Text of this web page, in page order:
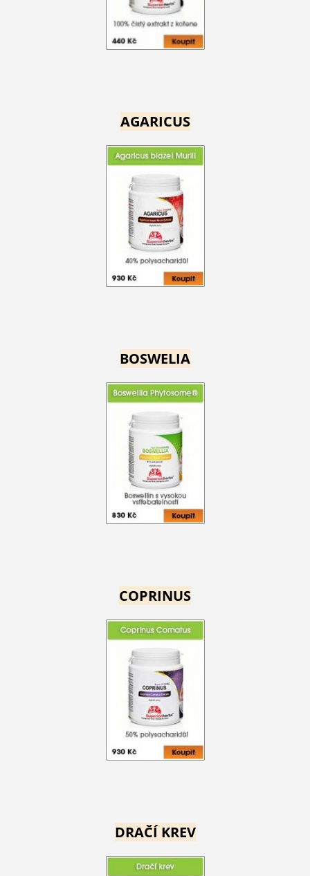
AGARICUS
BOSWELIA
COPRINUS
DRAČÍ KREV